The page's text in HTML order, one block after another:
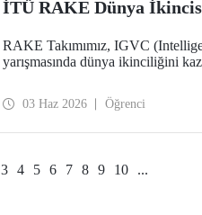
İTÜ RAKE Dünya
RAKE Takımımız, IGVC
yarışmasında dünya ikinciliğini
03 Haz 2026 Öğrenci
3 4 5 6 7 8 9 10 ...